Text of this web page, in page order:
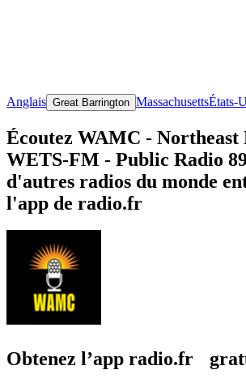
Anglais Great Barrington MassachusettsÉtats-
Écoutez WAMC - Northeast
WETS-FM - Public Radio
d'autres radios du monde
l'app de radio.fr
Obtenez l’app radio.fr